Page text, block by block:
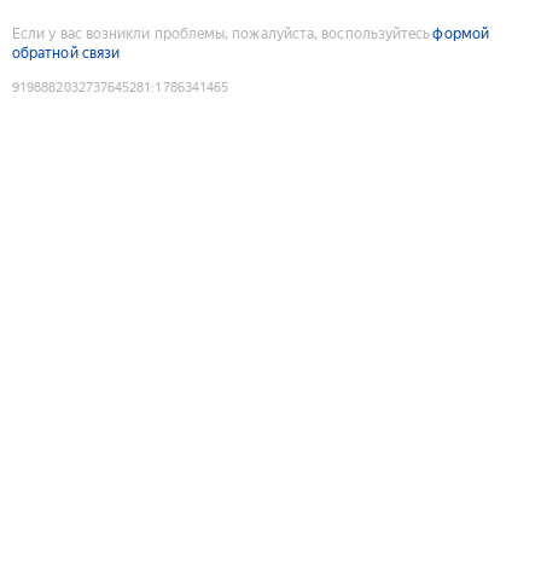
Если у вас возникли проблемы, пожалуйста, воспользуйтесьформой
обратной связи
9198882032737645281 :1786341465